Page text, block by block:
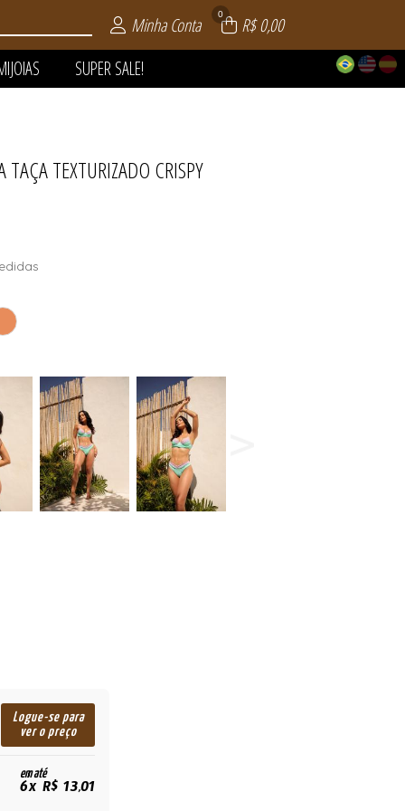
Minha Conta 0 R$ 0,00
| VERÃO
SUPER SALE!
TEXTURIZADO CRISPY
Logue-se para
ver o preço
em até
6x R$ 13,01